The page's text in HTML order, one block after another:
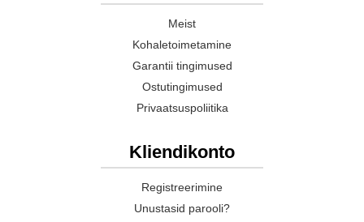
Meist
Kohaletoimetamine
Garantii tingimused
Ostutingimused
Privaatsuspoliitika
Kliendikonto
Registreerimine
Unustasid parooli?